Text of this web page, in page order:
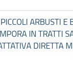
ARBUSTI E
IN TRATTI
DIRETTA